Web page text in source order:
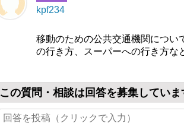
kpf234
移動のための公共交通機関につい
の行き方、スーパーへの行き方な
この質問・相談は回答を募集していま